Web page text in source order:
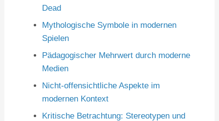
Dead
Mythologische Symbole in modernen
Spielen
Pädagogischer Mehrwert durch moderne
Medien
Nicht-offensichtliche Aspekte im
modernen Kontext
Kritische Betrachtung: Stereotypen und